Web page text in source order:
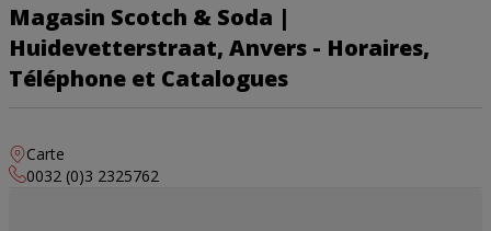
Magasin Scotch & Soda |
Huidevetterstraat, Anvers - Horaires,
Téléphone et Catalogues
Carte
0032 (0)3 2325762